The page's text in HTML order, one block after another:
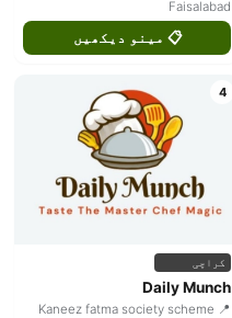
Faisalabad
📋 مینو دیکھیں
4
کراچی
Daily Munch
📍 Kaneez fatma society scheme